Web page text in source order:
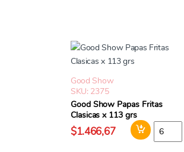
Good Show
SKU: 2375
Good Show Papas Fritas
Clasicas x 113 grs
$1.466,67 Good